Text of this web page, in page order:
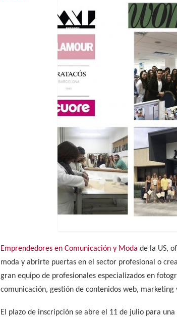
Emprendedores en Comunicación y Moda de la US,
moda y abrirte puertas en el sector profesional o
gran equipo de profesionales especializados en
comunicación, gestión de contenidos web,
El plazo de inscripción se abre el 11 de julio para